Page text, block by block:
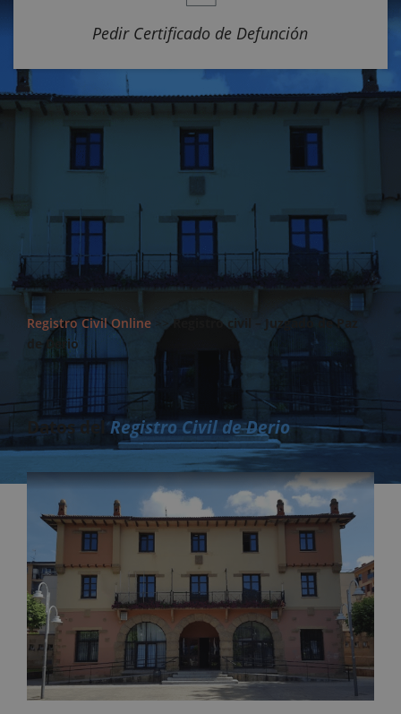
Pedir Certificado de Defunción
Registro Civil Online >>Registro civil – Juzgado de Paz
de Derio
Datos delRegistro Civil de Derio